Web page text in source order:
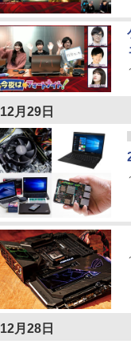
12月29日
12月28日